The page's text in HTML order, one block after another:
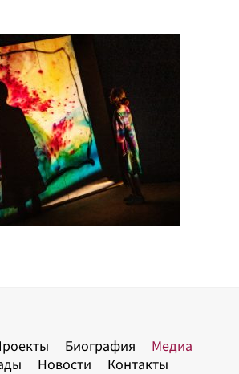
Биография
Медиа
Новости Контакты